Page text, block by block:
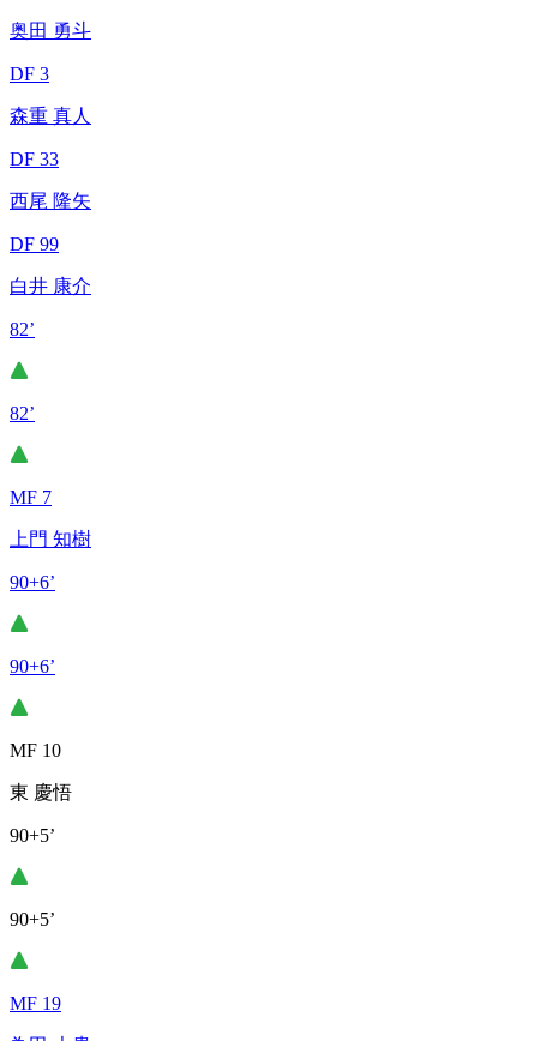
奥田 勇斗
DF 3
森重 真人
DF 33
西尾 隆矢
DF 99
白井 康介
82’
82’
MF 7
上門 知樹
90+6’
90+6’
MF 10
東 慶悟
90+5’
90+5’
MF 19